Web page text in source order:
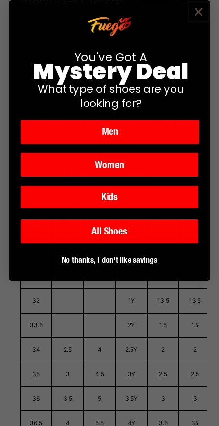
スプリットソール
Size Chart
If you have wide feet or are in-between sizes, we suggest
ordering half a size larger for a more comfortable fit.
性用
ッズ
オースト
32 1Y 13.5 13.5
33.5 2Y 1.5 1.5
34 2.5 4 2.5Y 2 2
35 3 4.5 3Y 2.5 2.5
36 3.5 5 3.5Y 3 3
36.5 4 5.5 4Y 3.5 35
You've Got A
Mystery Deal
What type of shoes are you
looking for?
Men
Women
Kids
All Shoes
No thanks, I don't like savings